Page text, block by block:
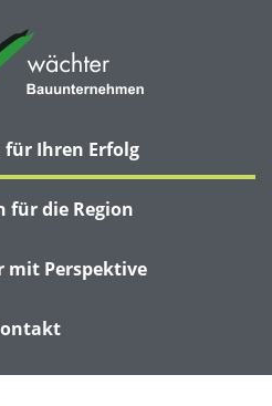
für Ihren Erfolg
für die Region
mit Perspektive